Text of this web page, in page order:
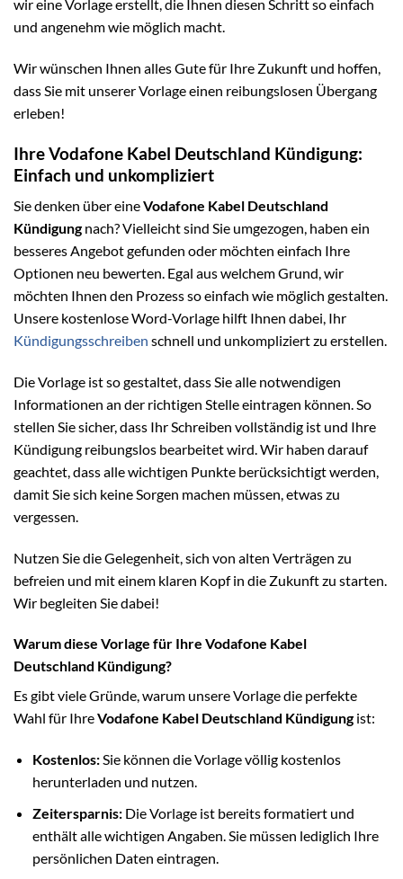
wir eine Vorlage erstellt, die Ihnen diesen Schritt so einfach
und angenehm wie möglich macht.
Wir wünschen Ihnen alles Gute für Ihre Zukunft und hoffen,
dass Sie mit unserer Vorlage einen reibungslosen Übergang
erleben!
Ihre Vodafone Kabel Deutschland Kündigung:
Einfach und unkompliziert
Sie denken über eineVodafone Kabel Deutschland
Kündigungnach? Vielleicht sind Sie umgezogen, haben ein
besseres Angebot gefunden oder möchten einfach Ihre
Optionen neu bewerten. Egal aus welchem Grund, wir
möchten Ihnen den Prozess so einfach wie möglich gestalten.
Unsere kostenlose Word-Vorlage hilft Ihnen dabei, Ihr
Kündigungsschreiben schnell und unkompliziert zu erstellen.
Die Vorlage ist so gestaltet, dass Sie alle notwendigen
Informationen an der richtigen Stelle eintragen können. So
stellen Sie sicher, dass Ihr Schreiben vollständig ist und Ihre
Kündigung reibungslos bearbeitet wird. Wir haben darauf
geachtet, dass alle wichtigen Punkte berücksichtigt werden,
damit Sie sich keine Sorgen machen müssen, etwas zu
vergessen.
Nutzen Sie die Gelegenheit, sich von alten Verträgen zu
befreien und mit einem klaren Kopf in die Zukunft zu starten.
Wir begleiten Sie dabei!
Warum diese Vorlage für Ihre Vodafone Kabel
Deutschland Kündigung?
Es gibt viele Gründe, warum unsere Vorlage die perfekte
Wahl für IhreVodafone Kabel Deutschland Kündigungist:
Kostenlos:Sie können die Vorlage völlig kostenlos
herunterladen und nutzen.
Zeitersparnis:Die Vorlage ist bereits formatiert und
enthält alle wichtigen Angaben. Sie müssen lediglich Ihre
persönlichen Daten eintragen.